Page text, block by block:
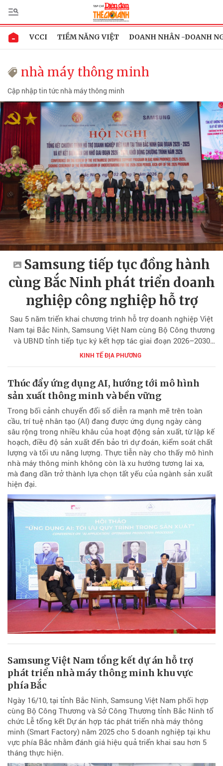
VCCI TIỀM NĂNG VIỆT DOANH NHÂN -DOANH
nhà máy thông minh
Cập nhập tin tức nhà máy thông minh
Samsung tiếp tục đồng hành
cùng Bắc Ninh phát triển doanh
nghiệp công nghiệp hỗ trợ
Sau 5 năm triển khai chương trình hỗ trợ doanh nghiệp Việt
Nam tại Bắc Ninh, Samsung Việt Nam cùng Bộ Công thương
và UBND tỉnh tiếp tục ký kết hợp tác giai đoạn 2026–2030
nhằm thúc đẩy công nghiệp hỗ trợ, chuyển đổi số và nâng
cao năng lực doanh nghiệp địa phương.
KINH TẾ ĐỊA PHƯƠNG
Thúc đẩy ứng dụng AI, hướng tới mô hình
sản xuất thông minh và bền vững
Trong bối cảnh chuyển đổi số diễn ra mạnh mẽ trên toàn
cầu, trí tuệ nhân tạo (AI) đang được ứng dụng ngày càng
sâu rộng trong nhiều khâu của hoạt động sản xuất, từ lập kế
hoạch, điều độ sản xuất đến bảo trì dự đoán, kiểm soát chất
lượng và tối ưu năng lượng. Thực tiễn này cho thấy mô hình
nhà máy thông minh không còn là xu hướng tương lai xa,
mà đang dần trở thành lựa chọn tất yếu của ngành sản xuất
hiện đại.
Samsung Việt Nam tổng kết dự án hỗ trợ
phát triển nhà máy thông minh khu vực
phía Bắc
Ngày 16/10, tại tỉnh Bắc Ninh, Samsung Việt Nam phối hợp
cùng Bộ Công Thương và Sở Công Thương tỉnh Bắc Ninh tổ
chức Lễ tổng kết Dự án hợp tác phát triển nhà máy thông
minh (Smart Factory) năm 2025 cho 5 doanh nghiệp tại khu
vực phía Bắc nhằm đánh giá hiệu quả triển khai sau hơn 5
tháng thực hiện.